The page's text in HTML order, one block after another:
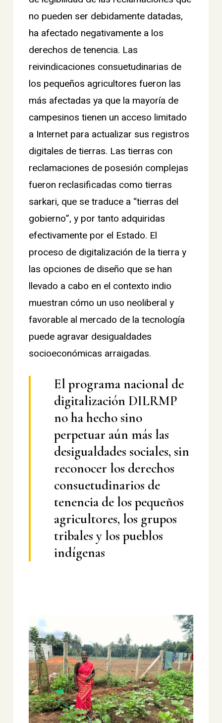
no pueden ser debidamente datadas,
ha afectado negativamente a los
derechos de tenencia. Las
reivindicaciones consuetudinarias de
los pequeños agricultores fueron las
más afectadas ya que la mayoría de
campesinos tienen un acceso limitado
a Internet para actualizar sus registros
digitales de tierras. Las tierras con
reclamaciones de posesión complejas
fueron reclasificadas como tierras
sarkari, que se traduce a “tierras del
gobierno”, y por tanto adquiridas
efectivamente por el Estado. El
proceso de digitalización de la tierra y
las opciones de diseño que se han
llevado a cabo en el contexto indio
muestran cómo un uso neoliberal y
favorable al mercado de la tecnología
puede agravar desigualdades
socioeconómicas arraigadas.
El programa nacional de
digitalización DILRMP
no ha hecho sino
perpetuar aún más las
desigualdades sociales, sin
reconocer los derechos
consuetudinarios de
tenencia de los pequeños
agricultores, los grupos
tribales y los pueblos
indígenas